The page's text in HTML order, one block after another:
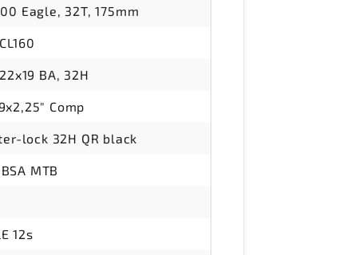
Eagle, 32T, 175mm
BA, 32H
Comp
lock 32H QR black
MTB
12s